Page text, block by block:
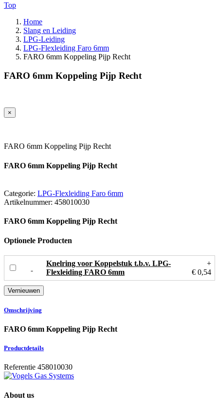
Top
Home
Slang en Leiding
LPG-Leiding
LPG-Flexleiding Faro 6mm
FARO 6mm Koppeling Pijp Recht
FARO 6mm Koppeling Pijp Recht
×
FARO 6mm Koppeling Pijp Recht
FARO 6mm Koppeling Pijp Recht
Categorie: LPG-Flexleiding Faro 6mm
Artikelnummer: 458010030
FARO 6mm Koppeling Pijp Recht
Optionele Producten
Knelring voor Koppelstuk t.b.v. LPG-
Flexleiding FARO 6mm
+
€ 0,54
Omschrijving
FARO 6mm Koppeling Pijp Recht
Productdetails
Referentie 458010030
About us